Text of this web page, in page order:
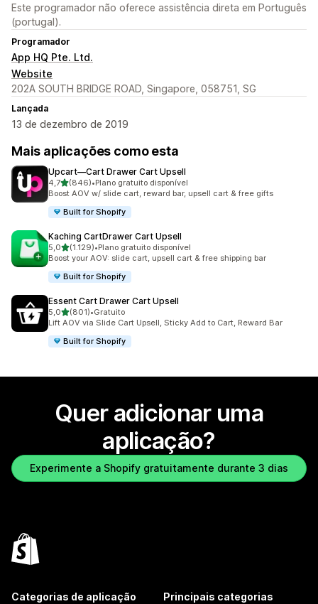
Este programador não oferece assistência direta em Português
(portugal).
Programador
App HQ Pte. Ltd.
Website
202A SOUTH BRIDGE ROAD, Singapore, 058751, SG
Lançada
13 de dezembro de 2019
Mais aplicações como esta
Upcart—Cart Drawer Cart Upsell
4,7de 5 estrelas
(846)
846 total de avaliações
•Plano gratuito disponível
Boost AOV w/ slide cart, reward bar, upsell cart & free gifts
Built for Shopify
Kaching CartDrawer Cart Upsell
5,0de 5 estrelas
(1.129)
1129 total de avaliações
•Plano gratuito disponível
Boost your AOV: slide cart, upsell cart & free shipping bar
Built for Shopify
Essent Cart Drawer Cart Upsell
5,0de 5 estrelas
(801)
801 total de avaliações
•Gratuito
Lift AOV via Slide Cart Upsell, Sticky Add to Cart, Reward Bar
Built for Shopify
Quer adicionar uma
aplicação?
Experimente a Shopify gratuitamente durante 3 dias
Categorias de aplicação Principais categorias